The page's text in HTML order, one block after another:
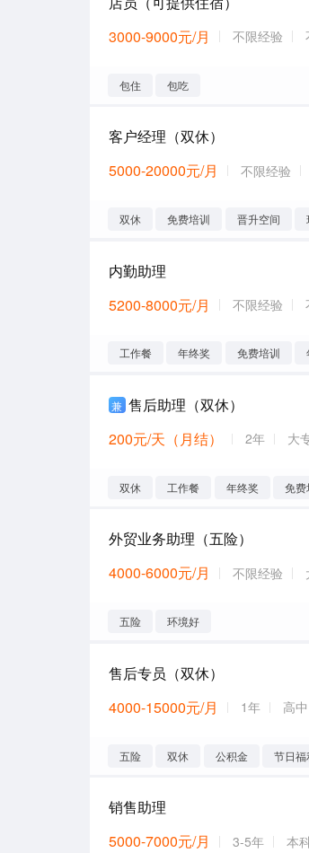
3000-9000元/月
不限经验
包住 包吃
客户经理（双休）
5000-20000元/月
不限经验
双休 免费培训 晋升空间
内勤助理
5200-8000元/月
不限经验
工作餐 年终奖 免费培训
兼 售后助理（双休）
200元/天（月结）
2年 大
双休 工作餐 年终奖 免费
外贸业务助理（五险）
4000-6000元/月
不限经验
五险 环境好
售后专员（双休）
4000-15000元/月
1年 高中
五险 双休 公积金 节日福
销售助理
5000-7000元/月
3-5年 本